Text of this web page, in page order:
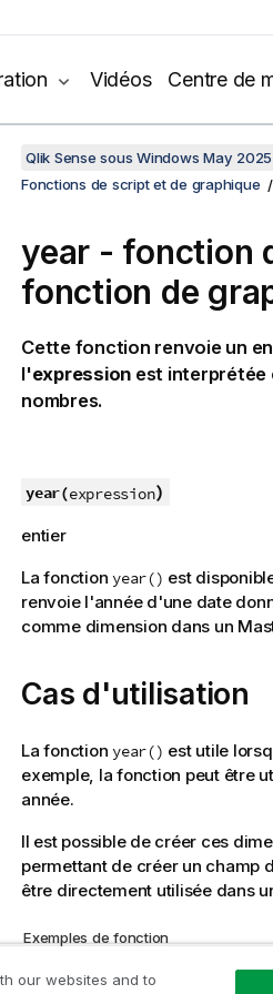
Vidéos Centre de
Qlik Sense sous Windows May 2025
Fonctions de script et de graphique
year - fonction
fonction de
Cette fonction renvoie un
l'expression est interprétée
nombres.
year(expression)
entier
La fonction year() est
renvoie l'année d'une date
comme dimension dans un
Cas d'utilisation
La fonction year() est utile
exemple, la fonction peut être
année.
Il est possible de créer ces
permettant de créer un champ
être directement utilisée dans
Exemples de fonction
Exemple
our websites and to